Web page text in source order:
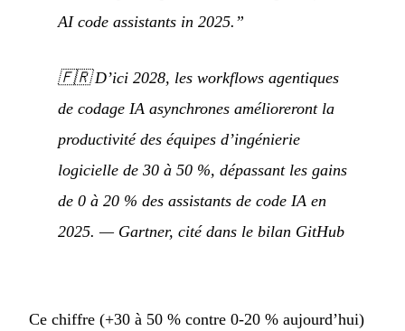
AI code assistants in 2025.”
🇫🇷D’ici 2028, les workflows agentiques
de codage IA asynchrones amélioreront la
productivité des équipes d’ingénierie
logicielle de 30 à 50 %, dépassant les gains
de 0 à 20 % des assistants de code IA en
2025. — Gartner, cité dans le bilan GitHub
Ce chiffre (+30 à 50 % contre 0-20 % aujourd’hui)